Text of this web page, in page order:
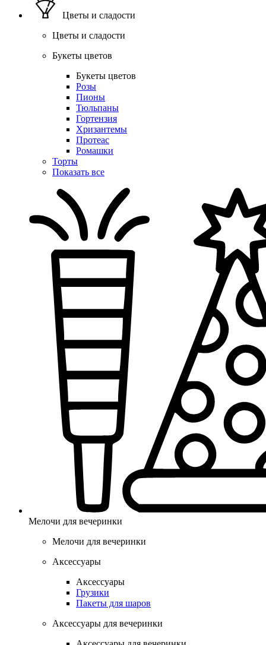
Цветы и сладости
Цветы и сладости
Букеты цветов
Букеты цветов
Розы
Пионы
Тюльпаны
Гортензия
Хризантемы
Протеас
Ромашки
Торты
Показать все
Мелочи для вечеринки
Мелочи для вечеринки
Аксессуары
Аксессуары
Грузики
Пакеты для шаров
Аксессуары для вечеринки